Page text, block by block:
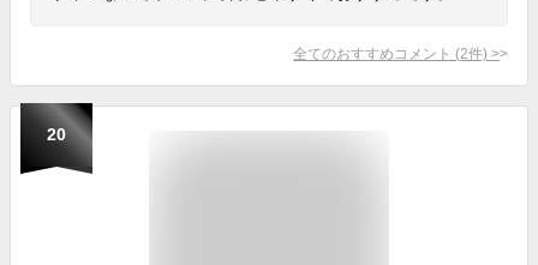
全てのおすすめコメント (2件) >
20